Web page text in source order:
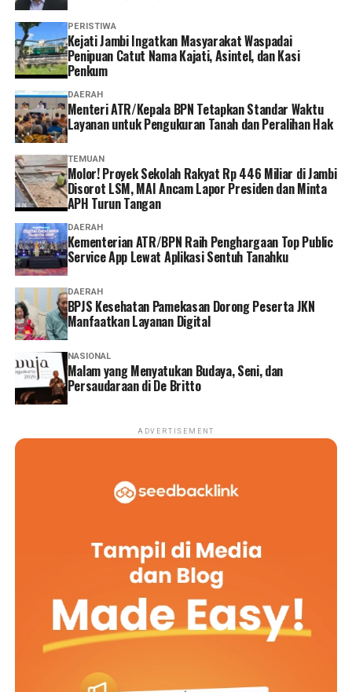
“Menurut saya, layanan non tatap muka ini sangat
memudahkan karena semua urusan administrasi bisa
diakses cukup melalui handphone. Saya berharap ke
depannya layanannya terus dikembangkan agar semakin
mudah digunakan dan kendala teknis bisa semakin
diminimalkan. Dengan begitu, peserta bisa mengurus
administrasi dengan lebih cepat tanpa harus datang dan
mengantre di kantor,” tuturnya. (*)
PERISTIWA
‎Kejati Jambi Ingatkan Masyarakat Waspadai
Penipuan Catut Nama Kajati, Asintel, dan Kasi
Penkum
DAERAH
Menteri ATR/Kepala BPN Tetapkan Standar Waktu
Layanan untuk Pengukuran Tanah dan Peralihan Hak
TEMUAN
Molor! Proyek Sekolah Rakyat Rp 446 Miliar di Jambi
Disorot LSM, MAI Ancam Lapor Presiden dan Minta
APH Turun Tangan
DAERAH
Kementerian ATR/BPN Raih Penghargaan Top Public
Service App Lewat Aplikasi Sentuh Tanahku
DAERAH
BPJS Kesehatan Pamekasan Dorong Peserta JKN
Manfaatkan Layanan Digital
NASIONAL
Malam yang Menyatukan Budaya, Seni, dan
Persaudaraan di De Britto
ADVERTISEMENT